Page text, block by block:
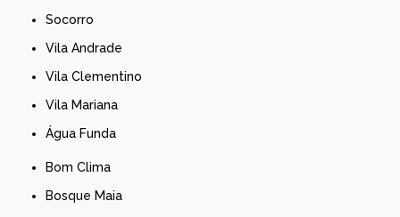
Socorro
Vila Andrade
Vila Clementino
Vila Mariana
Água Funda
Bom Clima
Bosque Maia